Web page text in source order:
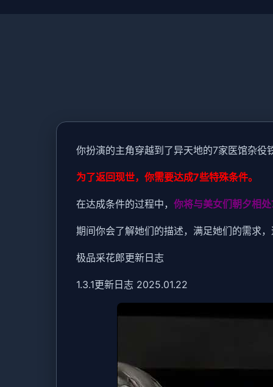
你扮演的主角穿越到了异天地的7家医馆杂役
为了返回现世，你需要达成7些特殊条件。
在达成条件的过程中， 你将与美女们朝夕相
期间你会了解她们的描述，满足她们的需求
极品采花郎更新日志
1.3.1更新日志 2025.01.22